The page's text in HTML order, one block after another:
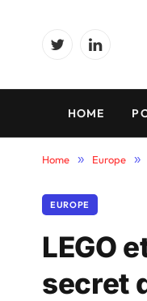
TwitterLinkedIn
HOME
Home » Europe »
EUROPE
LEGO
secret